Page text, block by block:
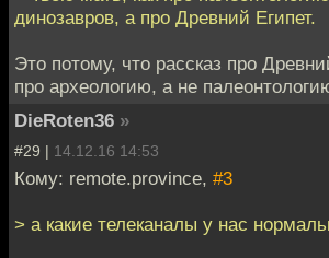
динозавров, а про Древний Египет.
Это потому, что рассказ про
про археологию, а не
DieRoten36 »
#29 | 14.12.16 14:53
Кому: remote.province, #3
> а какие телеканалы у нас